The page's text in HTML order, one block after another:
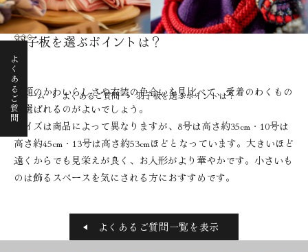
商品紹介
商品一覧 雛人形
その他
八女四季彩館について
ホーム よくあるご質問 羽子板を選ぶポイントは？
よくあるご質問
羽子板を選ぶポイントは？
お顔のかわいらしさや衣装の色合いを見比べて、愛着のわくもの
を選ばれるのがよいでしょう。
サイズは商品によって異なりますが、8号は高さ約35cm・10号は
高さ約45cm・13号は高さ約53cmほどとなっています。大きいほど
遠くからでも見栄えが良く、お人形がより華やかです。小さいも
のは飾るスペースを気にされる方におすすめです。
よくあるご質問一覧を表示